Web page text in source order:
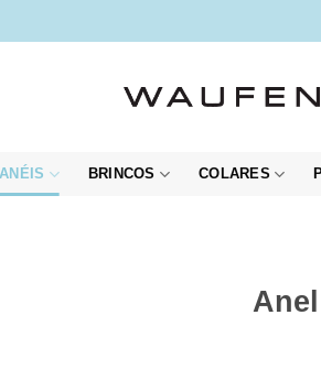
ANÉIS BRINCOS COLARES